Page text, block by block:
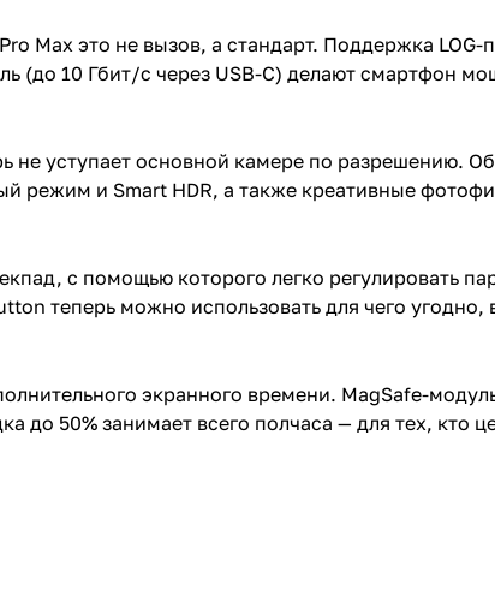
Max это не вызов, а стандарт. Поддержка
(до 10 Гбит/с через USB-C) делают смартфон
не уступает основной камере по разрешению.
режим и Smart HDR, а также креативные
с помощью которого легко регулировать
теперь можно использовать для чего угодно,
экранного времени. MagSafe-
до 50% занимает всего полчаса — для тех, кто